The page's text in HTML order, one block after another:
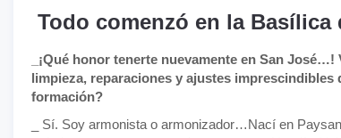
Todo comenzó en la Basílica
_¡Qué honor tenerte nuevamente en San
limpieza, reparaciones y ajustes
formación?
_ Sí. Soy armonista o armonizador…Nací en